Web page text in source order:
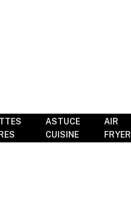
ASTUCE
CUISINE
AIR
FRYER